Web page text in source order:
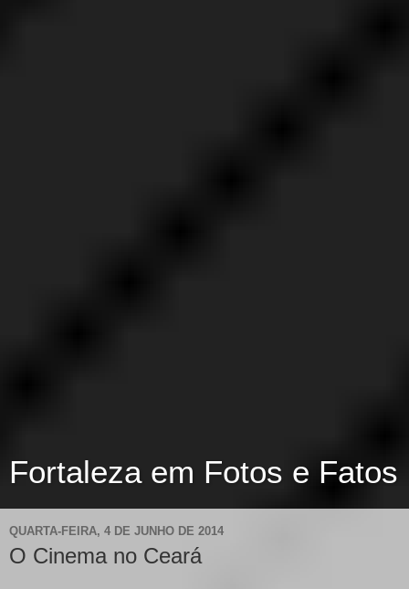
Fortaleza em Fotos e Fatos
QUARTA-FEIRA, 4 DE JUNHO DE 2014
O Cinema no Ceará